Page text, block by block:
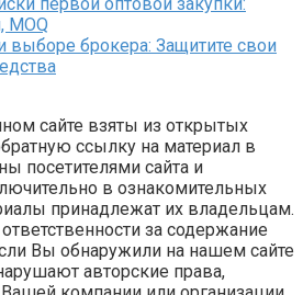
MOQ
выборе брокера: Защитите свои
сайте взяты из открытых
ссылку на материал в
посетителями сайта и
в ознакомительных
принадлежат их владельцам.
за содержание
Вы обнаружили на нашем сайте
авторские права,